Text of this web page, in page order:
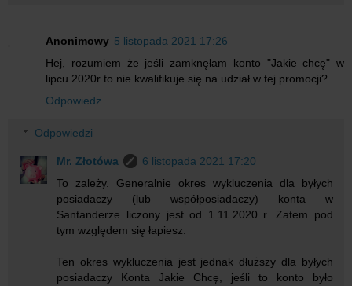
Anonimowy 5 listopada 2021 17:26
Hej, rozumiem że jeśli zamknęłam konto "Jakie chcę" w
lipcu 2020r to nie kwalifikuje się na udział w tej promocji?
Odpowiedz
Odpowiedzi
Mr. Złotówa
6 listopada 2021 17:20
To zależy. Generalnie okres wykluczenia dla byłych
posiadaczy (lub współposiadaczy) konta w
Santanderze liczony jest od 1.11.2020 r. Zatem pod
tym względem się łapiesz.
Ten okres wykluczenia jest jednak dłuższy dla byłych
posiadaczy Konta Jakie Chcę, jeśli to konto było